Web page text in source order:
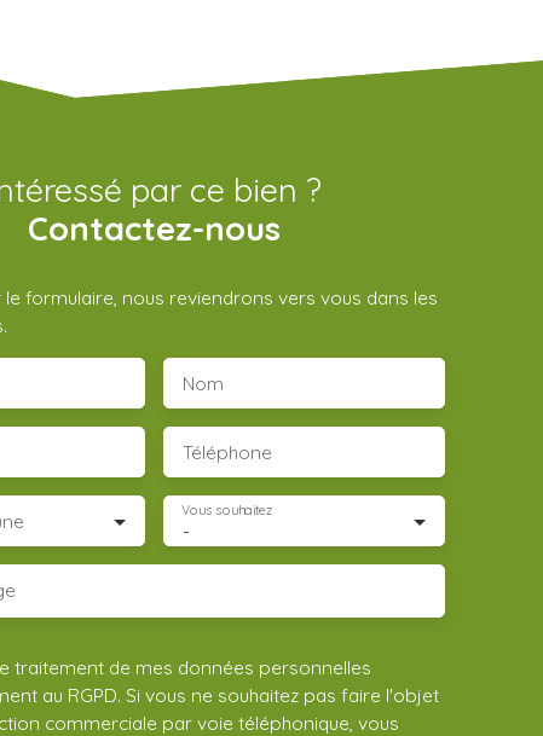
par ce bien ?
Contactez-nous
formulaire, nous reviendrons vers vous dans les
Nom
Téléphone
-
Vous souhaitez
traitement de mes données personnelles
au RGPD. Si vous ne souhaitez pas faire l'objet
commerciale par voie téléphonique, vous